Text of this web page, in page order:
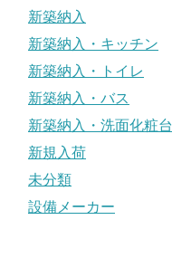
新築納入
新築納入・キッチン
新築納入・トイレ
新築納入・バス
新築納入・洗面化粧台
新規入荷
未分類
設備メーカー